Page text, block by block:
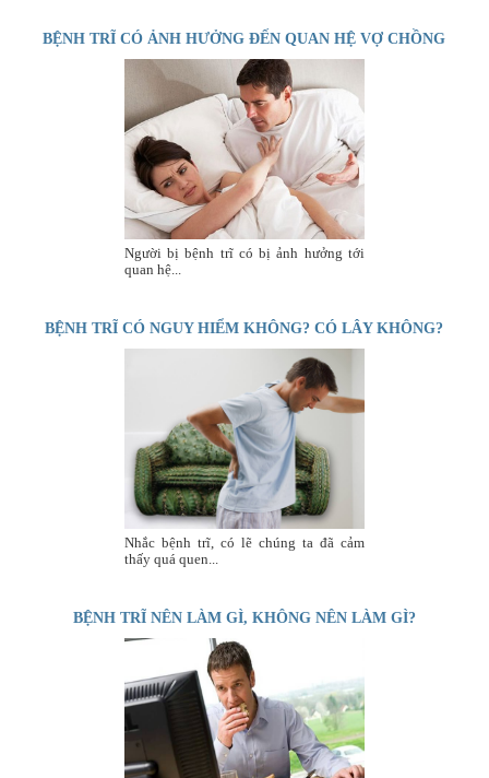
BỆNH TRĨ CÓ ẢNH HƯỞNG ĐẾN QUAN HỆ VỢ CHỒNG
KHÔNG?
Người bị bệnh trĩ có bị ảnh hưởng tới
quan hệ...
BỆNH TRĨ CÓ NGUY HIỂM KHÔNG? CÓ LÂY KHÔNG?
Nhắc bệnh trĩ, có lẽ chúng ta đã cảm
thấy quá quen...
BỆNH TRĨ NÊN LÀM GÌ, KHÔNG NÊN LÀM GÌ?